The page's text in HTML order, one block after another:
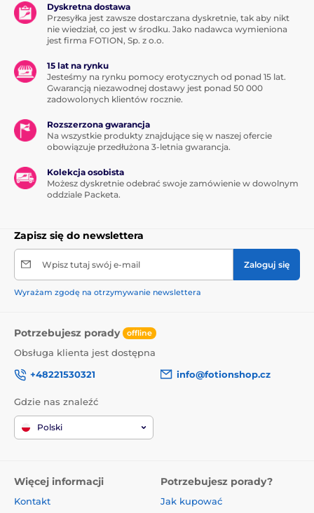
Dyskretna dostawa
Przesyłka jest zawsze dostarczana dyskretnie, tak aby nikt
nie wiedział, co jest w środku. Jako nadawca wymieniona
jest firma FOTION, Sp. z o.o.
15 lat na rynku
Jesteśmy na rynku pomocy erotycznych od ponad 15 lat.
Gwarancją niezawodnej dostawy jest ponad 50 000
zadowolonych klientów rocznie.
Rozszerzona gwarancja
Na wszystkie produkty znajdujące się w naszej ofercie
obowiązuje przedłużona 3-letnia gwarancja.
Kolekcja osobista
Możesz dyskretnie odebrać swoje zamówienie w dowolnym
oddziale Packeta.
Zapisz się do newslettera
Wpisz tutaj swój e-mail Zaloguj się
Wyrażam zgodę na otrzymywanie newslettera
Potrzebujesz porady offline
Obsługa klienta jest dostępna
+48221530321
info@fotionshop.cz
Gdzie nas znaleźć
Polski
Więcej informacji
Kontakt
Potrzebujesz porady?
Jak kupować